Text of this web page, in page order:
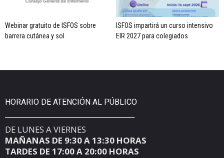
Webinar gratuito de ISFOS sobre
barrera cutánea y sol
ISFOS impartirá un curso intensivo
EIR 2027 para colegiados
HORARIO DE ATENCIÓN AL PÚBLICO
DE LUNES A VIERNES
MAÑANAS DE 9:30 A 13:30 HORAS
TARDES DE 17:00 A 20:00 HORAS